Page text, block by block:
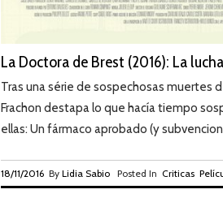
La Doctora de Brest (2016): La
Tras una série de sospechosas muertes
Frachon destapa lo que hacía tiempo
ellas: Un fármaco aprobado (y
18/11/2016 By Lidia Sabio Posted In Criticas